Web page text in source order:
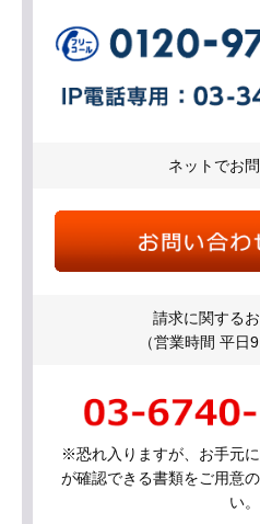
ネットでお
請求に関する
（営業時間 平日
※恐れ入りますが、お手元
が確認できる書類をご用意
い。